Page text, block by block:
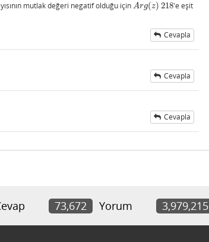
mutlak değeri negatif olduğu için Arg(z)
Arg(z) 218
218'e eşit
Cevapla
Cevapla
Cevapla
73,672 Yorum 3,979,215